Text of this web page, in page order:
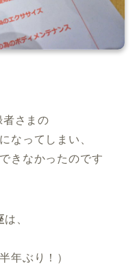
者さまの
なってしまい、
きなかったのです
は、
年ぶり！）